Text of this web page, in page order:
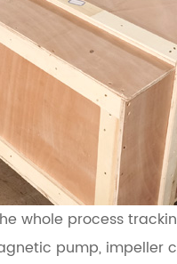
whole process
pump, impeller